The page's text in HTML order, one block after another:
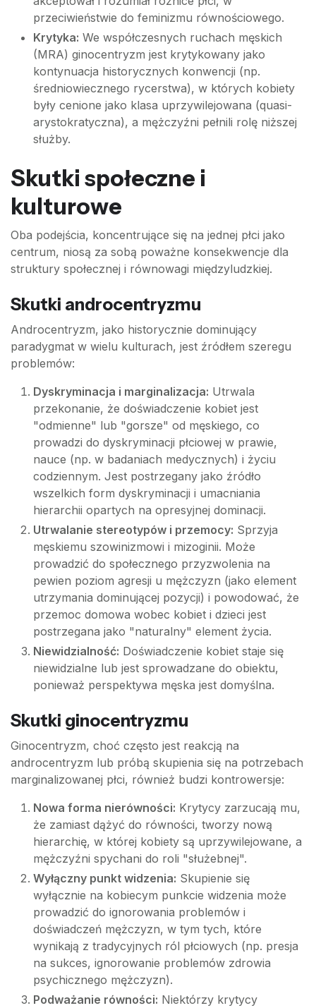
przeciwieństwie do feminizmu równościowego.
Krytyka: We współczesnych ruchach męskich
(MRA) ginocentryzm jest krytykowany jako
kontynuacja historycznych konwencji (np.
średniowiecznego rycerstwa), w których kobiety
były cenione jako klasa uprzywilejowana (quasi-
arystokratyczna), a mężczyźni pełnili rolę niższej
służby.
Skutki społeczne i
kulturowe
Oba podejścia, koncentrujące się na jednej płci jako
centrum, niosą za sobą poważne konsekwencje dla
struktury społecznej i równowagi międzyludzkiej.
Skutki androcentryzmu
Androcentryzm, jako historycznie dominujący
paradygmat w wielu kulturach, jest źródłem szeregu
problemów:
Dyskryminacja i marginalizacja: Utrwala
przekonanie, że doświadczenie kobiet jest
"odmienne" lub "gorsze" od męskiego, co
prowadzi do dyskryminacji płciowej w prawie,
nauce (np. w badaniach medycznych) i życiu
codziennym. Jest postrzegany jako źródło
wszelkich form dyskryminacji i umacniania
hierarchii opartych na opresyjnej dominacji.
Utrwalanie stereotypów i przemocy: Sprzyja
męskiemu szowinizmowi i mizoginii. Może
prowadzić do społecznego przyzwolenia na
pewien poziom agresji u mężczyzn (jako element
utrzymania dominującej pozycji) i powodować, że
przemoc domowa wobec kobiet i dzieci jest
postrzegana jako "naturalny" element życia.
Niewidzialność: Doświadczenie kobiet staje się
niewidzialne lub jest sprowadzane do obiektu,
ponieważ perspektywa męska jest domyślna.
Skutki ginocentryzmu
Ginocentryzm, choć często jest reakcją na
androcentryzm lub próbą skupienia się na potrzebach
marginalizowanej płci, również budzi kontrowersje:
Nowa forma nierówności: Krytycy zarzucają mu,
że zamiast dążyć do równości, tworzy nową
hierarchię, w której kobiety są uprzywilejowane, a
mężczyźni spychani do roli "służebnej".
Wyłączny punkt widzenia: Skupienie się
wyłącznie na kobiecym punkcie widzenia może
prowadzić do ignorowania problemów i
doświadczeń mężczyzn, w tym tych, które
wynikają z tradycyjnych ról płciowych (np. presja
na sukces, ignorowanie problemów zdrowia
psychicznego mężczyzn).
Podważanie równości: Niektórzy krytycy